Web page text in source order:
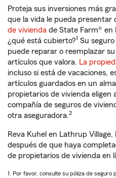
Proteja sus inversiones más
que la vida le pueda presentar
de vivienda de State Farm® en
¿qué está cubierto?1 Su
puede reparar o reemplazar
artículos que valora. La
incluso si está de vacaciones,
artículos guardados en un
propietarios de vivienda eligen
compañía de seguros de
otra aseguradora.2
Reva Kuhel en Lathrup
después de que haya
de propietarios de vivienda en
1. Por favor, consulte su póliza de seguro